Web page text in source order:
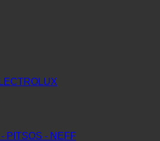
PITSOS - NEFF